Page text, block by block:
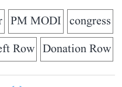
congress
PM MODI
Donation Row
Row